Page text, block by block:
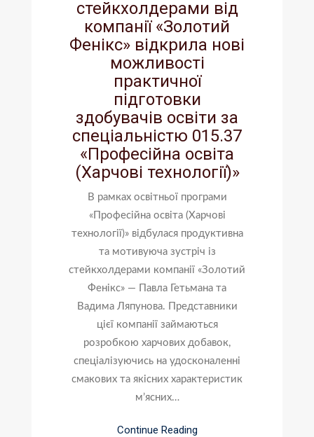
стейкхолдерами від
компанії «Золотий
Фенікс» відкрила нові
можливості
практичної
підготовки
здобувачів освіти за
спеціальністю 015.37
«Професійна освіта
(Харчові технології)»
В рамках освітньої програми
«Професійна освіта (Харчові
технології)» відбулася продуктивна
та мотивуюча зустріч із
стейкхолдерами компанії «Золотий
Фенікс» — Павла Гетьмана та
Вадима Ляпунова. Представники
цієї компанії займаються
розробкою харчових добавок,
спеціалізуючись на удосконаленні
смакових та якісних характеристик
м’ясних…
Continue Reading